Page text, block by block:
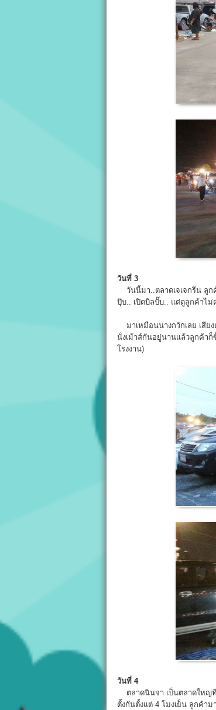
วันที่ 3
วันนี้มา..ตลาดเจเจกรีน ลู
ปุ๊บ.. เปิดบิลปั๊บ.. แต่ดูลูกค้าไ
มาเหมือนนางกวักเลย เสีย
นั่งเม้าส์กันอยู่นานแล้วลูกค้า
โรงงาน)
วันที่ 4
ตลาดนินจา เป็นตลาดใหญ่ที่
ตั้งกันตั้งแต่ 4 โมงเย็น ลูกค้า